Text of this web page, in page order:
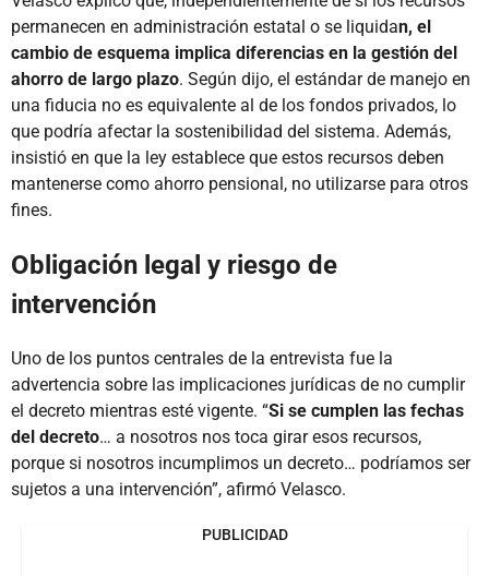
permanecen en administración estatal o se liquidan, el
cambio de esquema implica diferencias en la gestión del
ahorro de largo plazo. Según dijo, el estándar de manejo en
una fiducia no es equivalente al de los fondos privados, lo
que podría afectar la sostenibilidad del sistema. Además,
insistió en que la ley establece que estos recursos deben
mantenerse como ahorro pensional, no utilizarse para otros
fines.
Obligación legal y riesgo de
intervención
Uno de los puntos centrales de la entrevista fue la
advertencia sobre las implicaciones jurídicas de no cumplir
el decreto mientras esté vigente. “Si se cumplen las fechas
del decreto… a nosotros nos toca girar esos recursos,
porque si nosotros incumplimos un decreto… podríamos ser
sujetos a una intervención”, afirmó Velasco.
PUBLICIDAD